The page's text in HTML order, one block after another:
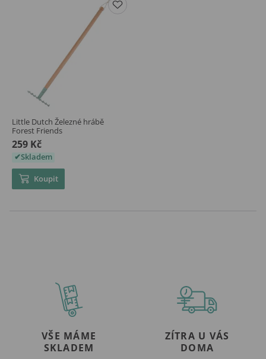
Little Dutch Železné hrábě
Forest Friends
259 Kč
Skladem
Koupit
VŠE MÁME
SKLADEM
ZÍTRA U VÁS
DOMA